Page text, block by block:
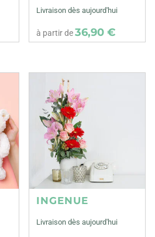
Livraison dès aujourd'hui
à partir de36,90 €
INGENUE
Livraison dès aujourd'hui